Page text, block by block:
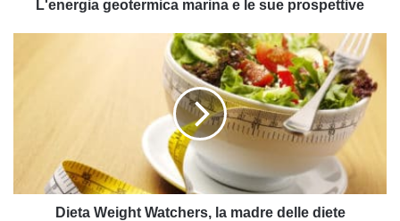
L'energia geotermica marina e le sue prospettive
ipocaloriche
Dieta Weight Watchers, la madre delle diete